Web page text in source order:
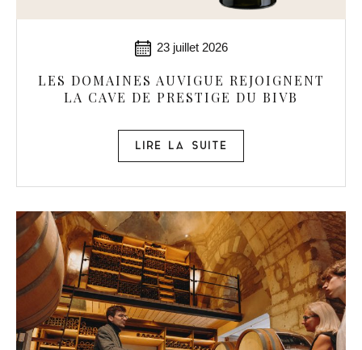
23 juillet 2026
LES DOMAINES AUVIGUE REJOIGNENT
LA CAVE DE PRESTIGE DU BIVB
LIRE LA SUITE